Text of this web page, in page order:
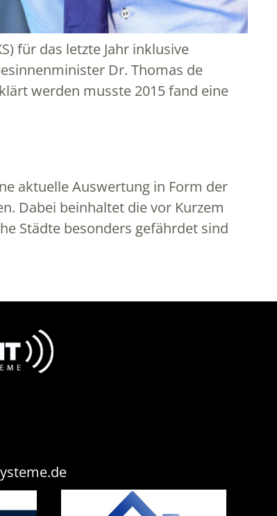
für das letzte Jahr inklusive
Dr. Thomas de
werden musste 2015 fand eine
aktuelle Auswertung in Form der
Dabei beinhaltet die vor Kurzem
Städte besonders gefährdet sind